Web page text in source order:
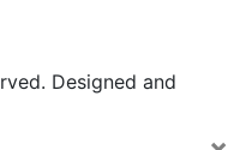
Designed and